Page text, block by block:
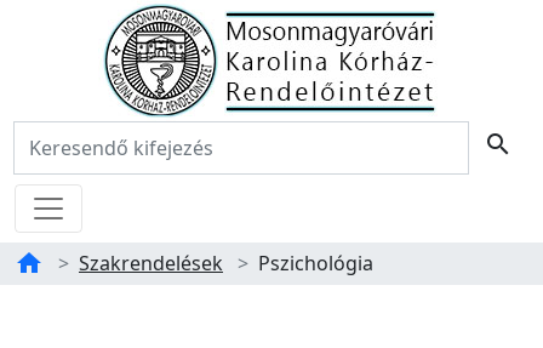
Főoldal
Keresés: search
Menü
home Szakrendelések Pszichológia